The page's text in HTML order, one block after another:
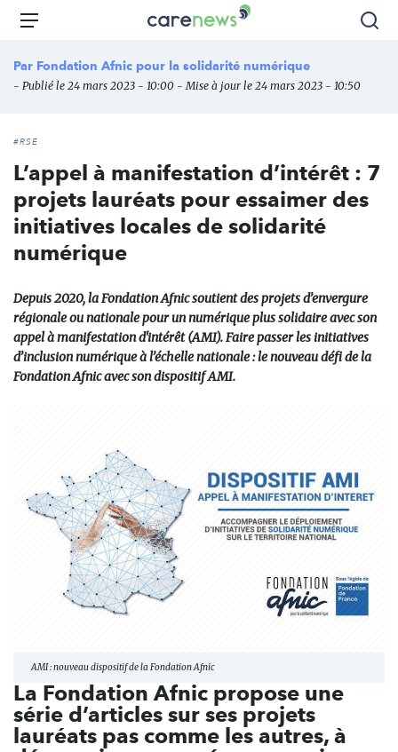
Aller
principal
Carenews,
média
des
Menu
Par Fondation Afnic pour la solidarité numérique
- Publié le 24 mars 2023 - 10:00 - Mise à jour le 24 mars 2023 - 10:50
#RSE
L’appel à manifestation d’intérêt : 7
projets lauréats pour essaimer des
initiatives locales de solidarité
numérique
Depuis 2020, la Fondation Afnic soutient des projets d’envergure
régionale ou nationale pour un numérique plus solidaire avec son
appel à manifestation d'intérêt (AMI). Faire passer les initiatives
d’inclusion numérique à l’échelle nationale : le nouveau défi de la
Fondation Afnic avec son dispositif AMI.
AMI : nouveau dispositif de la Fondation Afnic
La Fondation Afnic propose une
série d’articles sur ses projets
lauréats pas comme les autres, à